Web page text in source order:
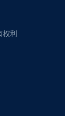
权利